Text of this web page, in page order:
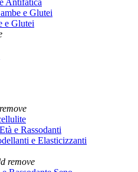
Antifatica
e Glutei
e Glutei
remove
e Rassodanti
e Elasticizzanti
remove